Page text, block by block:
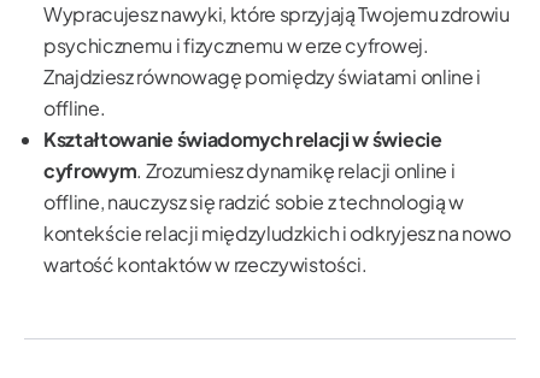
Wypracujesz nawyki, które sprzyjają Twojemu zdrowiu
psychicznemu i fizycznemu w erze cyfrowej.
Znajdziesz równowagę pomiędzy światami online i
offline.
Kształtowanie świadomych relacji w świecie
cyfrowym. Zrozumiesz dynamikę relacji online i
offline, nauczysz się radzić sobie z technologią w
kontekście relacji międzyludzkich i odkryjesz na nowo
wartość kontaktów w rzeczywistości.